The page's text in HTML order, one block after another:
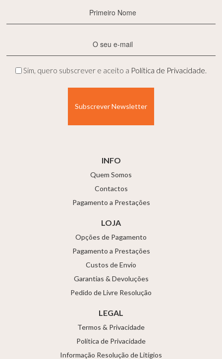
Nome
mail
Privacidade
Sim, quero subscrever e aceito a Política de Privacidade.
INFO
Quem Somos
Contactos
Pagamento a Prestações
LOJA
Opções de Pagamento
Pagamento a Prestações
Custos de Envio
Garantias & Devoluções
Pedido de Livre Resolução
LEGAL
Termos & Privacidade
Política de Privacidade
Informação Resolução de Litígios